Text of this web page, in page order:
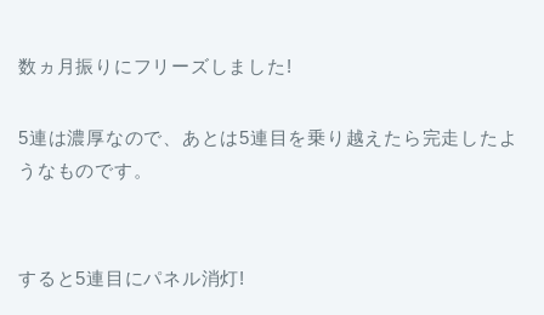
数ヵ月振りにフリーズしました!
5連は濃厚なので、あとは5連目を乗り越えたら完走したよ
うなものです。
すると5連目にパネル消灯!